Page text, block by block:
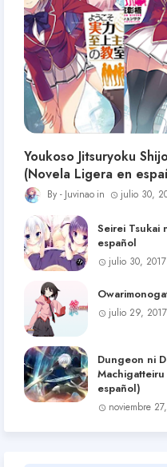
Youkoso Jitsuryoku
(Novela Ligera en
Juvinao julio 30,
Seirei Tsukai
español
julio 30, 2017
julio 29, 2017
Dungeon ni
español)
noviembre